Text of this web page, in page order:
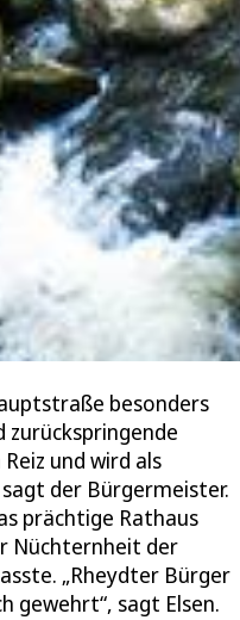
besonders
zurückspringende
und wird als
der Bürgermeister.
prächtige Rathaus
Nüchternheit der
„Rheydter Bürger
gewehrt“, sagt Elsen.